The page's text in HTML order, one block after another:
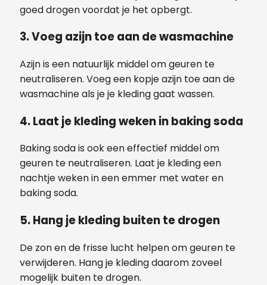
goed drogen voordat je het opbergt.
3. Voeg azijn toe aan de wasmachine
Azijn is een natuurlijk middel om geuren te
neutraliseren. Voeg een kopje azijn toe aan de
wasmachine als je je kleding gaat wassen.
4. Laat je kleding weken in baking soda
Baking soda is ook een effectief middel om
geuren te neutraliseren. Laat je kleding een
nachtje weken in een emmer met water en
baking soda.
5. Hang je kleding buiten te drogen
De zon en de frisse lucht helpen om geuren te
verwijderen. Hang je kleding daarom zoveel
mogelijk buiten te drogen.